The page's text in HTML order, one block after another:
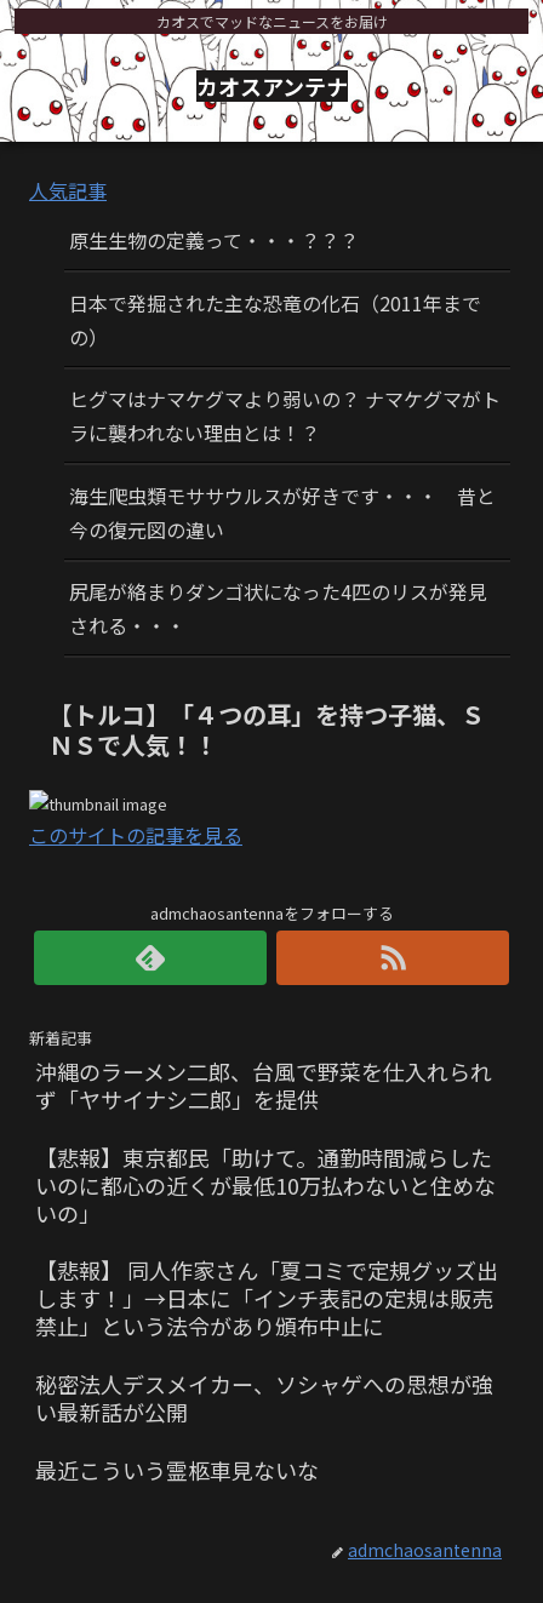
カオスでマッドなニュースをお届け
カオスアンテナ
人気記事
原生生物の定義って・・・？？？
日本で発掘された主な恐竜の化石（2011年まで
の）
ヒグマはナマケグマより弱いの？ ナマケグマがト
ラに襲われない理由とは！？
海生爬虫類モササウルスが好きです・・・ 昔と
今の復元図の違い
尻尾が絡まりダンゴ状になった4匹のリスが発見
される・・・
【トルコ】「４つの耳」を持つ子猫、Ｓ
ＮＳで人気！！
このサイトの記事を見る
admchaosantennaをフォローする
新着記事
沖縄のラーメン二郎、台風で野菜を仕入れられ
ず「ヤサイナシ二郎」を提供
【悲報】東京都民「助けて。通勤時間減らした
いのに都心の近くが最低10万払わないと住めな
いの」
【悲報】 同人作家さん「夏コミで定規グッズ出
します！」→日本に「インチ表記の定規は販売
禁止」という法令があり頒布中止に
秘密法人デスメイカー、ソシャゲへの思想が強
い最新話が公開
最近こういう霊柩車見ないな
admchaosantenna